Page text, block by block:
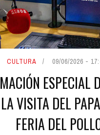
CULTURA 09/06/2026 -
ESPECIAL
VISITA DEL
FERIA DEL